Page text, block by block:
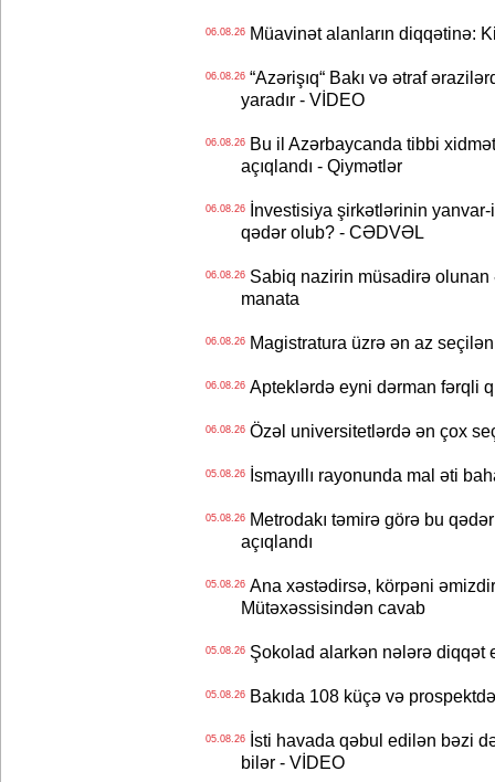
06.08.26Müavinət alanların diqqətinə:
06.08.26“Azərişıq“ Bakı və ətraf
yaradır - VİDEO
06.08.26Bu il Azərbaycanda tibbi
açıqlandı - Qiymətlər
06.08.26İnvestisiya şirkətlərinin yanvar-
qədər olub? - CƏDVƏL
06.08.26Sabiq nazirin müsadirə olunan
manata
06.08.26Magistratura üzrə ən az
06.08.26Apteklərdə eyni dərman fərqli
06.08.26Özəl universitetlərdə ən çox
05.08.26İsmayıllı rayonunda mal əti
05.08.26Metrodakı təmirə görə bu
açıqlandı
05.08.26Ana xəstədirsə, körpəni
Mütəxəssisindən cavab
05.08.26Şokolad alarkən nələrə diqqət
05.08.26Bakıda 108 küçə və
05.08.26İsti havada qəbul edilən bəzi
bilər - VİDEO